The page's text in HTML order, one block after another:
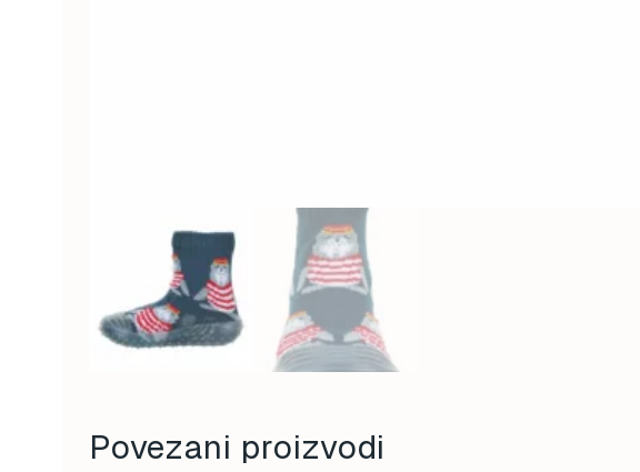
Povezani proizvodi